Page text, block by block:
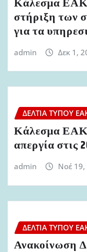
Κάλεσμα
στήριξη των
για τα
admin Δεκ 1,
ΔΕΛΤΊΑ ΤΎΠΟΥ
Κάλεσμα
απεργία στις
admin Νοέ 19,
ΔΕΛΤΊΑ ΤΎΠΟΥ
Ανακοίνωση